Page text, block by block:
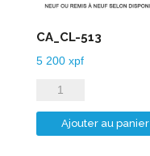
CA_CL-513
5 200 xpf
quantité
de
CA_CL-
Ajouter au panier